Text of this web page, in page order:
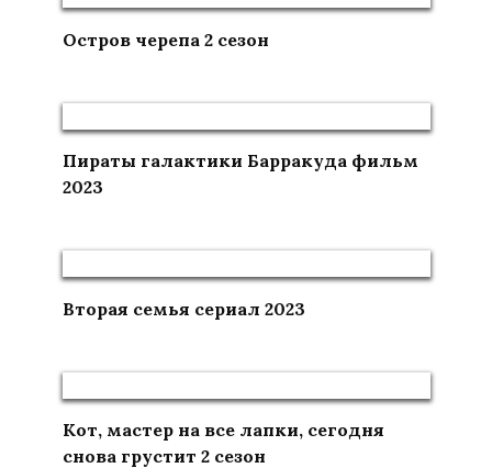
Остров черепа 2 сезон
Пираты галактики Барракуда фильм
2023
Вторая семья сериал 2023
Кот, мастер на все лапки, сегодня
снова грустит 2 сезон